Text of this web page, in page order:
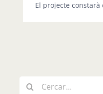
El projecte constarà
Cerca